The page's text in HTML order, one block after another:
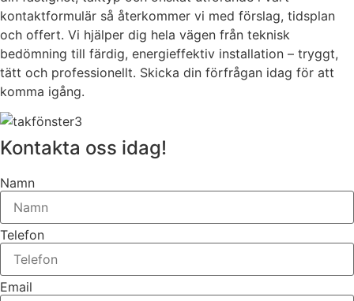
kontaktformulär så återkommer vi med förslag, tidsplan
och offert. Vi hjälper dig hela vägen från teknisk
bedömning till färdig, energieffektiv installation – tryggt,
tätt och professionellt. Skicka din förfrågan idag för att
komma igång.
Kontakta oss idag!
Namn
Telefon
Email